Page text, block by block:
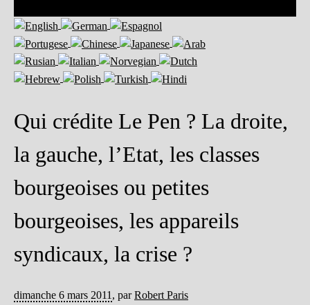
Qui crédite Le Pen ? La droite,
la gauche, l’Etat, les classes
bourgeoises ou petites
bourgeoises, les appareils
syndicaux, la crise ?
dimanche 6 mars 2011 , parRobert Paris